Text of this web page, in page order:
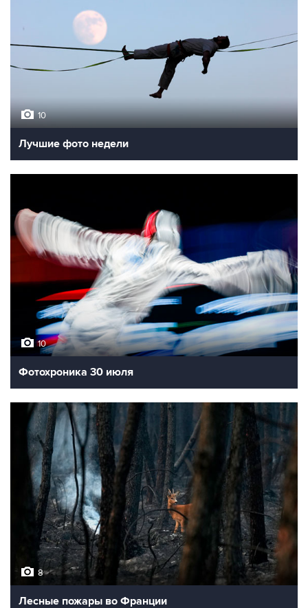
10
Лучшие фото недели
10
Фотохроника 30 июля
8
Лесные пожары во Франции